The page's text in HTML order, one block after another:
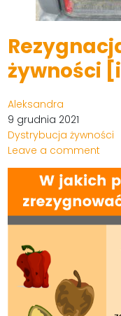
żywności
Aleksandra
9 grudnia 2021
Dystrybucja żywności
Leave a comment